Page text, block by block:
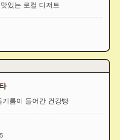
있는 로컬 디저트
름이 들어간 건강빵